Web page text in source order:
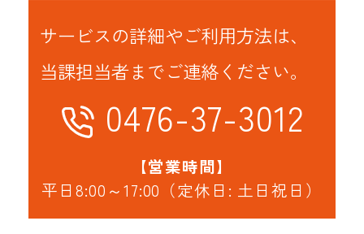
いただきます。ＤＸを活用した「新しい
安心」をぜひご体験ください。
サービスの詳細やご利用方法は、
当課担当者までご連絡ください。
0476-37-3012
【営業時間】
平日8:00～17:00（定休日: 土日祝日）